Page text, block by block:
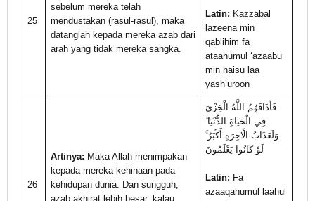
25
sebelum mereka telah
mendustakan (rasul-rasul), maka
datanglah kepada mereka azab dari
arah yang tidak mereka sangka.
Latin: Kazzabal
lazeena min
qablihim fa
ataahumul ‘azaabu
min haisu laa
yash’uroon
26
Artinya: Maka Allah menimpakan
kepada mereka kehinaan pada
kehidupan dunia. Dan sungguh,
azab akhirat lebih besar, kalau
فَأَذَاقَهُمُ اللَّهُ الْخِزْيَ
فِي الْحَيَاةِ الدُّنْيَا ۖ
وَلَعَذَابُ الْآخِرَةِ أَكْبَرُ ۚ
لَوْ كَانُوا يَعْلَمُونَ
Latin: Fa
azaaqahumul laahul